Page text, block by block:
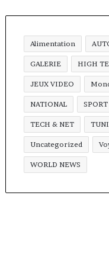
Alimentation
GALERIE HIGH
JEUX VIDEO
NATIONAL SPORT
TECH & NET
Uncategorized
WORLD NEWS